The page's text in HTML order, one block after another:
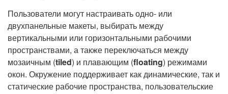
Пользователи могут настраивать одно- или
двухпанельные макеты, выбирать между
вертикальными или горизонтальными рабочими
пространствами, а также переключаться между
мозаичным (tiled) и плавающим (floating) режимами
окон. Окружение поддерживает как динамические, так и
статические рабочие пространства, пользовательские